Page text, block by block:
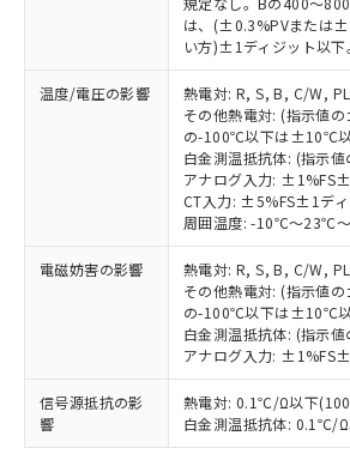
は、(±0.3%PVまたは
い方)±1ディジット以下
温度/電圧の影響
熱電対: R, S, B, C/W,
その他熱電対: (指示値
の-100℃以下は±10℃
白金測温抵抗体: (指示
アナログ入力:
CT入力: ±5%FS±1ディ
周囲温度: -10℃～23℃
電磁妨害の影響
熱電対: R, S, B, C/W,
その他熱電対: (指示値
の-100℃以下は±10℃
白金測温抵抗体: (指示
アナログ入力:
信号源抵抗の影
響
熱電対: 0.1℃/Ω以下
白金測温抵抗体: 0.1℃/
了承ください。
正式な納期状況および標
様のお取引先、またはお客
ムロン制御機器販売店・
ご相談ください。
オムロン制御機器販売店や
点は「販売ネットワーク
ください。
在庫状況および標準価格結
事前の承諾なく第三者に
示しないようお願いします
マイパーツ機能（部品リ
ビス）をご利用いただく
メンバーズにご登録され
あります。
お客様が当ウェブサイト
登録された部品リストにつ
および当社の共同利用者
(PBDE) 1000ppm以下、フタル酸ビス
ル) (DEHP)(別名：DOP) 1000ppm以下
ルベンジル（BBP） 1000ppm以下、フタ
（DBP） 1000ppm以下、フタル酸ジ
(DIBP) 1000ppm以下
但し、RoHS指令で産業用監視および制
適用除外項目は除く。
フタル酸エステル類の４物質については
図的な使用がないことを確認しています
※2 対応予定月
部品在庫の切り替え状況などに
月が前後することがあります。
※3 非含有証明書ダウンロ
下記の非含有証明書をダウンロ
ニル類) : 1000ppm、 PBDEs(ポリ臭化
ル類) : 1000ppm、
DBP(フタル酸ジブチル) : 1000ppm、
イソブチル) : 1000ppm、 BBP(フタル酸
ル) : 1000ppm、
DEHP(フタル酸ビス(2-エチルヘキシル))
※2 環境保護使用期限
「ｅ」：有害物質（10物質）
準値以下であることを示します
「10」：通常の使用状況下にお
質が外部に漏えいし、環境に深
及ぼさない年数を意味します。
「－」：未確認です。当社販売
い合わせください。
当社は規制貨物を破棄す
全に破砕するなど、違法に
いよう必要な手段を講じ
当社は貴社製品を、核兵
ル、化学兵器、生物兵器
武器並びにこれらの製造
使用いたしません。
当社は、貴社製品を第三者
場合は、上記1、2および
該第三者に通知します。
販売先および販売に係わ
法に輸出するおそれがあ
り引きをいたしません。
一定数以上の在庫あり
一定数には満たない
在庫なし(最新の在庫
いては、お客様のお
たはお客様担当のオ
機器販売店・当社販
認ください)
受注生産機種、また
情報を公開していない